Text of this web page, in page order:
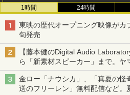
1時間 24時間
東映の歴代オープニング映像がカ
旬発売
【藤本健のDigital Audio
ら「新素材スピーカー」まで。ヤ
金ロー「ナウシカ」、「真夏の怪
送のフリーレン」無料配信など。